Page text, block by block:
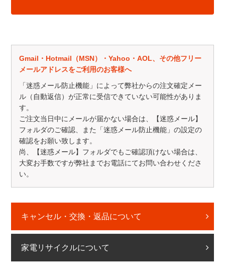
Gmail・Hotmail（MSN）・Yahoo・AOL、その他フリー
メールアドレスをご利用のお客様へ
「迷惑メール防止機能」によって弊社からの注文確定メー
ル（自動返信）が正常に受信できていない可能性がありま
す。
ご注文当日中にメールが届かない場合は、【迷惑メール】
フォルダのご確認、また「迷惑メール防止機能」の設定の
確認をお願い致します。
尚、【迷惑メール】フォルダでもご確認頂けない場合は、
大変お手数ですが弊社までお電話にてお問い合わせくださ
い。
キャンセル・交換・返品について
家電リサイクルについて